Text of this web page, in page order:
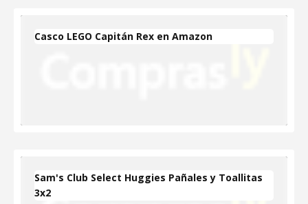
Casco LEGO Capitán Rex en Amazon
Sam's Club Select Huggies Pañales y Toallitas
3x2